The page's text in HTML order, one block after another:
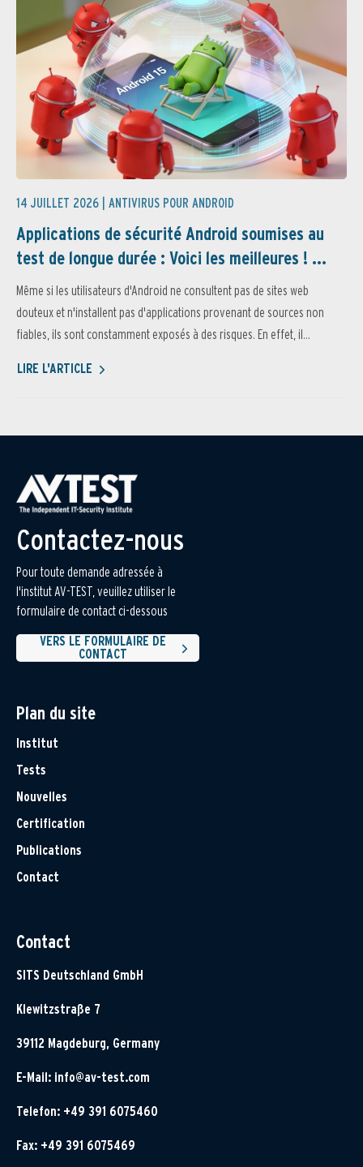
14 JUILLET 2026 | ANTIVIRUS POUR ANDROID
Applications de sécurité Android soumises au
test de longue durée : Voici les meilleures ! ...
Même si les utilisateurs d'Android ne consultent pas de sites web
douteux et n'installent pas d'applications provenant de sources non
fiables, ils sont constamment exposés à des risques. En effet, il...
LIRE L'ARTICLE
Contactez-nous
Pour toute demande adressée à
l'institut AV-TEST, veuillez utiliser le
formulaire de contact ci-dessous
VERS LE FORMULAIRE DE
CONTACT
Plan du site
Institut
Tests
Nouvelles
Certification
Publications
Contact
Contact
SITS Deutschland GmbH
Klewitzstraße 7
39112 Magdeburg, Germany
E-Mail: info@av-test.com
Telefon: +49 391 6075460
Fax: +49 391 6075469